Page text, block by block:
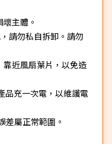
主體。
請勿私自拆卸。請勿
靠近風扇葉片，以免造
品充一次電，以維護電
差屬正常範圍。